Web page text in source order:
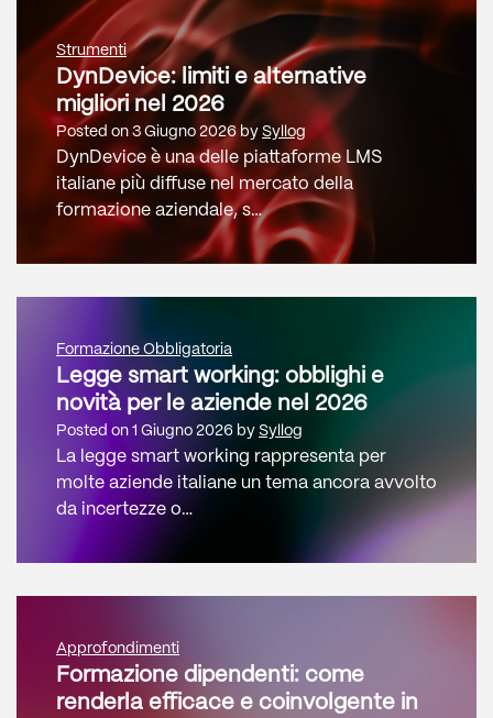
Strumenti
DynDevice: limiti e alternative
migliori nel 2026
Posted on 3 Giugno 2026by Syllog
DynDevice è una delle piattaforme LMS
italiane più diffuse nel mercato della
formazione aziendale, s…
Formazione Obbligatoria
Legge smart working: obblighi e
novità per le aziende nel 2026
Posted on 1 Giugno 2026 by Syllog
La legge smart working rappresenta per
molte aziende italiane un tema ancora avvolto
da incertezze o…
Approfondimenti
Formazione dipendenti: come
renderla efficace e coinvolgente in